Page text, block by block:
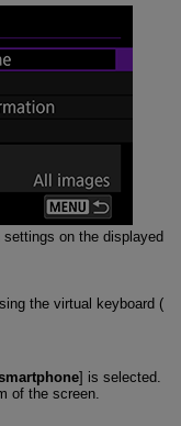
on the displayed
the virtual keyboard (
] is selected.
of the screen.